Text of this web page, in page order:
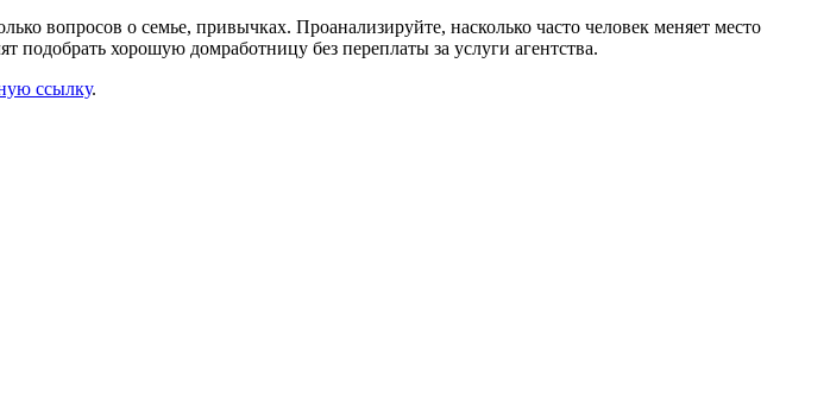
вопросов о семье, привычках. Проанализируйте, насколько часто человек меняет место
подобрать хорошую домработницу без переплаты за услуги агентства.
ссылку.